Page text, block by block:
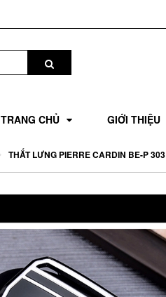
TRANG CHỦ GIỚI THIỆU
THẮT LƯNG PIERRE CARDIN BE-P 303